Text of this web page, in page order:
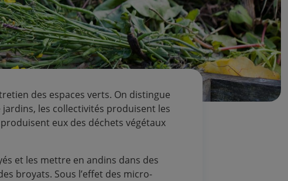
des espaces verts. On distingue
les collectivités produisent les
eux des déchets végétaux
et les mettre en andins dans des
broyats. Sous l’effet des micro-